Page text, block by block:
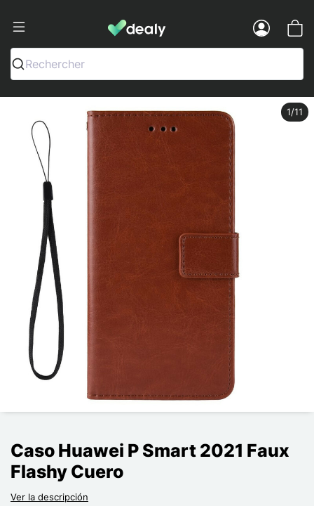
Dealy - Fundas y accesorios para
Rechercher
Caso Huawei P Smart 2021 Faux
Flashy Cuero
Ver la descripción
1/11